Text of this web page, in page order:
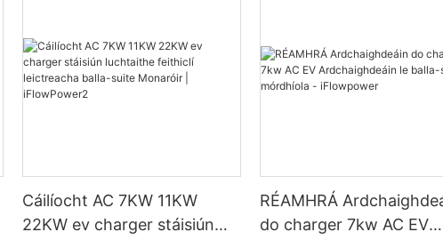
Cáilíocht AC 7KW 11KW
22KW ev charger stáisiún
RÉAMHRÁ
do charger 7kw AC EV